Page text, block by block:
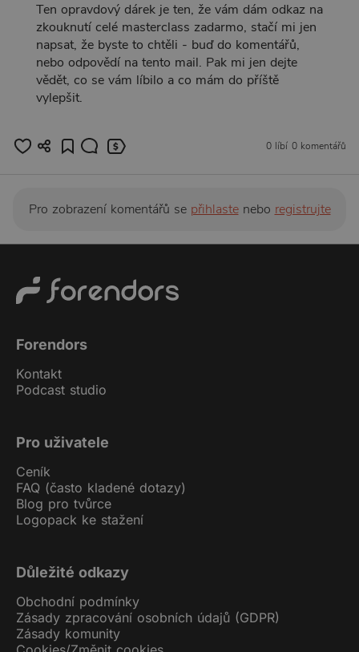
Ten opravdový dárek je ten, že vám dám odkaz na
zkouknutí celé masterclass zadarmo, stačí mi jen
napsat, že byste to chtěli - buď do komentářů,
nebo odpovědí na tento mail. Pak mi jen dejte
vědět, co se vám líbilo a co mám do příště
vylepšit.
0 líbí 0 komentářů
Pro zobrazení komentářů se přihlastenebo registrujte
Forendors
Kontakt
Podcast studio
Pro uživatele
Ceník
FAQ (často kladené dotazy)
Blog pro tvůrce
Logopack ke stažení
Důležité odkazy
Obchodní podmínky
Zásady zpracování osobních údajů (GDPR)
Zásady komunity